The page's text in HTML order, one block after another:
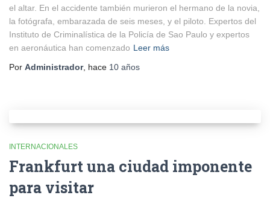
el altar. En el accidente también murieron el hermano de la novia,
la fotógrafa, embarazada de seis meses, y el piloto. Expertos del
Instituto de Criminalística de la Policía de Sao Paulo y expertos
en aeronáutica han comenzado Leer más
Por Administrador, hace 10 años
INTERNACIONALES
Frankfurt una ciudad imponente
para visitar